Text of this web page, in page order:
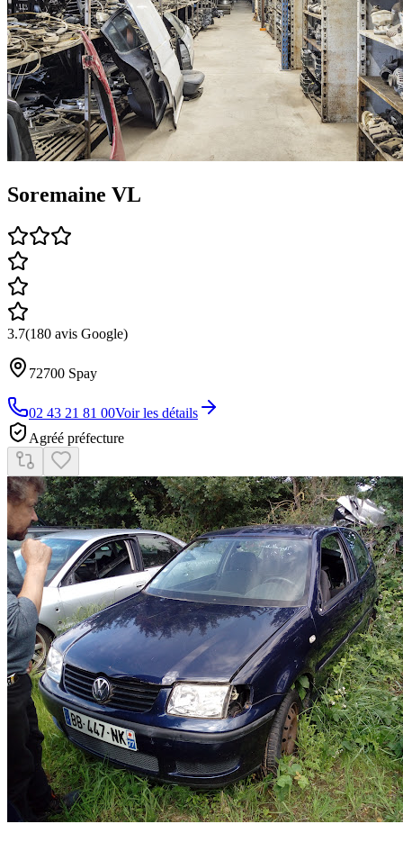
Soremaine VL
3.7(180 avis Google)
72700 Spay
02 43 21 81 00Voir les détails
Agréé préfecture